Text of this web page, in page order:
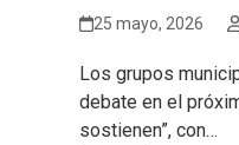
25 mayo, 2026
Los grupos
debate en el
sostienen”, con…